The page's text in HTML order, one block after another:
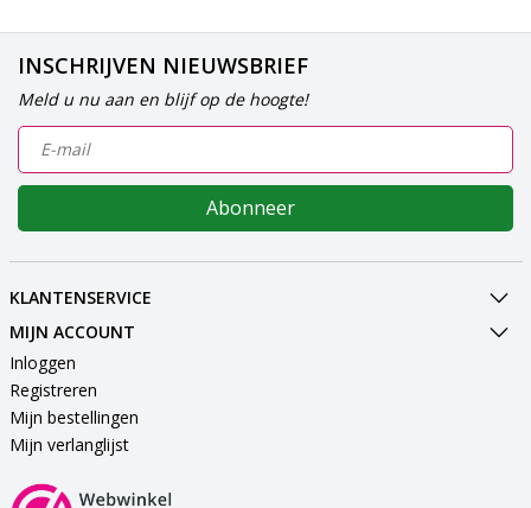
INSCHRIJVEN NIEUWSBRIEF
Meld u nu aan en blijf op de hoogte!
Abonneer
KLANTENSERVICE
MIJN ACCOUNT
Inloggen
Registreren
Mijn bestellingen
Mijn verlanglijst